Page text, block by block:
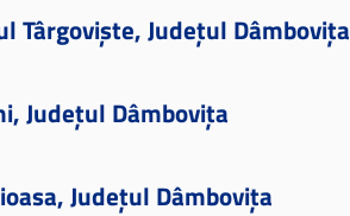
Târgoviște, Județul Dâmbovița
Județul Dâmbovița
Județul Dâmbovița